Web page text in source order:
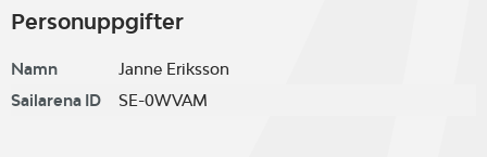
Personuppgifter
Namn
Janne Eriksson
Sailarena ID
SE-0WVAM